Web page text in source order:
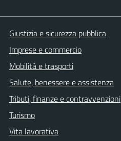
Giustizia e sicurezza pubblica
Imprese e commercio
Mobilità e trasporti
Salute, benessere e assistenza
Tributi, finanze e contravvenzioni
Turismo
Vita lavorativa